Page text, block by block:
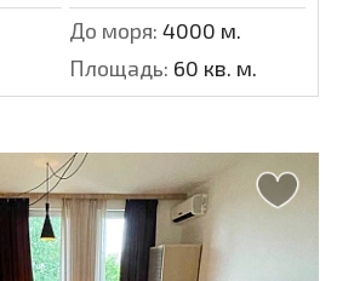
До моря: 4000 м.
Площадь: 60 кв. м.